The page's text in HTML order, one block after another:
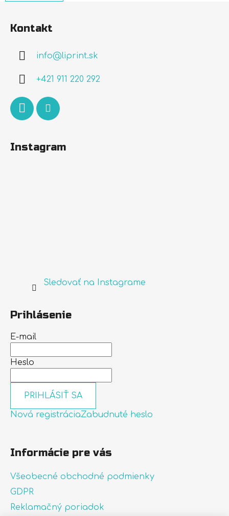
Kontakt
info@liprint.sk
+421 911 220 292
Instagram
Sledovať na Instagrame
Prihlásenie
E-mail
Heslo
PRIHLÁSIŤ SA
Nová registráciaZabudnuté heslo
Informácie pre vás
Všeobecné obchodné podmienky
GDPR
Reklamačný poriadok